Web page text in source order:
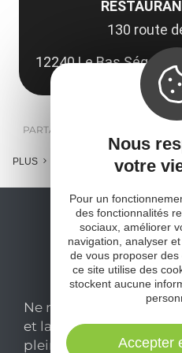
130 route
12240 Le Bas Ségala
PARTAGER :
PLUS
Ne manquez pas
et laissez-vous inspirer
pleinement de votre
Nous
votre
Pour un
des fonctionnalités
sociaux, améliorer
navigation, analyser
de vous proposer des
ce site utilise des
stockent aucune
Accepter